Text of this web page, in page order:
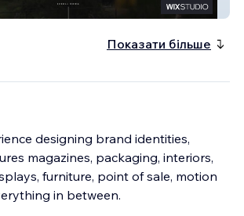
Показати більше
designing brand identities,
magazines, packaging, interiors,
furniture, point of sale, motion
in between.